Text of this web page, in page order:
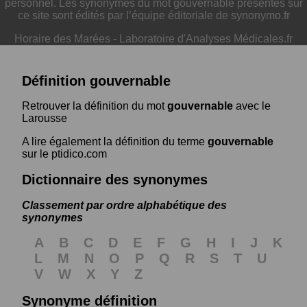
personnel. Les synonymes du mot gouvernable présentés sur
ce site sont édités par l’équipe éditoriale de synonymo.fr
Horaire des Marées - Laboratoire d'Analyses Médicales.fr
Définition gouvernable
Retrouver la définition du motgouvernable avec le
Larousse
A lire également la définition du terme gouvernable
sur le ptidico.com
Dictionnaire des synonymes
Classement par ordre alphabétique des
synonymes
A B C D E F G H I J
K
L
M N O P Q R S T
U
V
W X Y
Z
Synonyme définition